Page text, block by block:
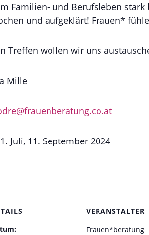
Familien- und Berufsleben
und aufgeklärt! Frauen*
Treffen wollen wir uns
Mille
Juli, 11. September 2024
VERANSTALTER
Frauen*beratung